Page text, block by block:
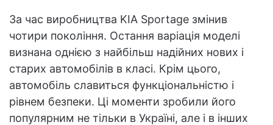
За час виробництва KIA Sportage змінив
чотири покоління. Остання варіація моделі
визнана однією з найбільш надійних нових і
старих автомобілів в класі. Крім цього,
автомобіль славиться функціональністю і
рівнем безпеки. Ці моменти зробили його
популярним не тільки в Україні, але і в інших